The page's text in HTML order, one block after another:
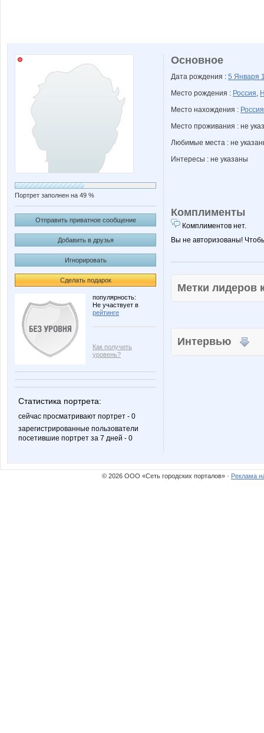
Портрет заполнен на 49 %
Отправить приватное сообщение
Добавить в друзья
Игнорировать
Сделать подарок
популярность:
Не участвует в
рейтинге
Как получить
уровень?
Статистика портрета:
сейчас просматривают портрет - 0
зарегистрированные пользователи
посетившие портрет за 7 дней - 0
Основное
Дата рождения : 5 Января
Место рождения : Россия,
Место нахождения : Россия
Место проживания : не
Любимые места : не
Интересы : не указаны
Комплименты
Комплиментов нет.
Вы не авторизованы!
Метки
Интервью
© 2026 ООО «Сеть городских порталов» · Реклама